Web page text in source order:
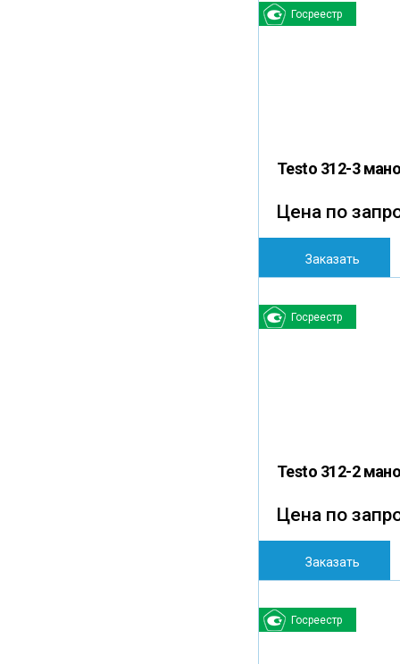
Госреестр
Testo 312-3
Цена по
Заказать
Госреестр
Testo 312-2
Цена по
Заказать
Госреестр